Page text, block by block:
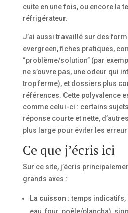
cuite en une fois, ou encore la
réfrigérateur.
J’ai aussi travaillé sur des
evergreen, fiches pratiques,
“problème/solution” (par
ne s’ouvre pas, une odeur qui
trop ferme), et dossiers plus
références. Cette polyvalence
comme celui-ci : certains
réponse courte et nette,
plus large pour éviter les
Ce que j’écris ici
Sur ce site, j’écris
grands axes :
La cuisson : temps indicatifs,